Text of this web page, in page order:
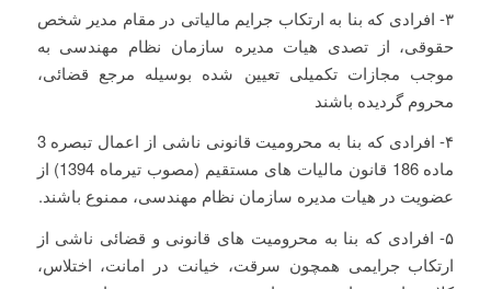
۳- افرادی که بنا به ارتکاب جرایم مالیاتی در مقام مدیر شخص
حقوقی، از تصدی هیات مدیره سازمان نظام مهندسی به
موجب مجازات تکمیلی تعیین شده بوسیله مرجع قضائی،
محروم گردیده باشند
۴- افرادی که بنا به محرومیت قانونی ناشی از اعمال تبصره 3
ماده 186 قانون مالیات های مستقیم (مصوب تیرماه 1394) از
عضویت در هیات مدیره سازمان نظام مهندسی، ممنوع باشند.
۵- افرادی که بنا به محرومیت های قانونی و قضائی ناشی از
ارتکاب جرایمی همچون سرقت، خیانت در امانت، اختلاس،